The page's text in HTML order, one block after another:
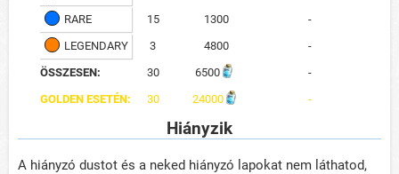
RARE
15 1300
-
LEGENDARY
3 4800
-
ÖSSZESEN:
30 6500
-
GOLDEN ESETÉN:
30 24000 -
Hiányzik
A hiányzó dustot és a neked hiányzó lapokat nem láthatod,